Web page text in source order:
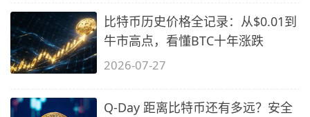
比特币历史价格全记录：从$0.01到
牛市高点，看懂BTC十年涨跌
2026-07-27
Q-Day 距离比特币还有多远？安全